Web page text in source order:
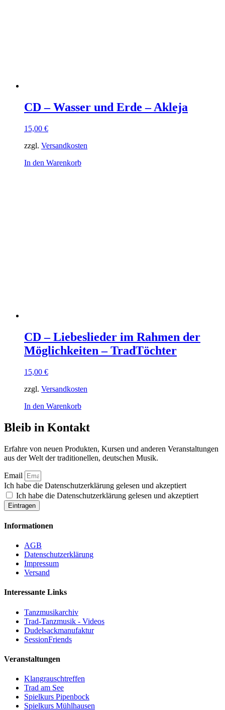
CD – Wasser und Erde – Akleja
15,00 €
zzgl. Versandkosten
In den Warenkorb
CD – Liebeslieder im Rahmen der
Möglichkeiten – TradTöchter
15,00 €
zzgl. Versandkosten
In den Warenkorb
Bleib in Kontakt
Erfahre von neuen Produkten, Kursen und anderen Veranstaltungen
aus der Welt der traditionellen, deutschen Musik.
Email
Ich habe die Datenschutzerklärung gelesen und akzeptiert
Ich habe die Datenschutzerklärung gelesen und akzeptiert
Eintragen
Informationen
AGB
Datenschutzerklärung
Impressum
Versand
Interessante Links
Tanzmusikarchiv
Trad-Tanzmusik - Videos
Dudelsackmanufaktur
SessionFriends
Veranstaltungen
Klangrauschtreffen
Trad am See
Spielkurs Pipenbock
Spielkurs Mühlhausen